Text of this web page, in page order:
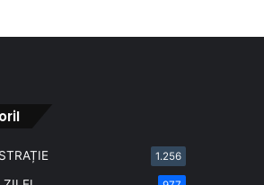
1.256